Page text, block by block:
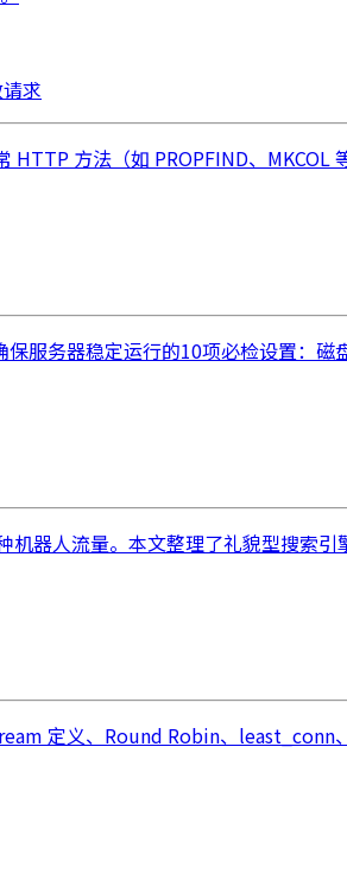
求
方法（如 PROPFIND、
服务器稳定运行的10项必检设置：
器人流量。本文整理了礼貌型搜索
定义、Round Robin、